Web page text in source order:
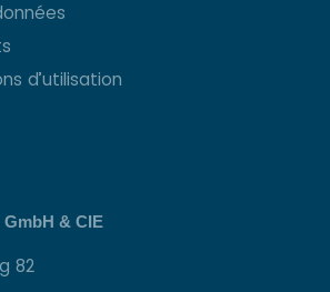
d’utilisation
& CIE
82